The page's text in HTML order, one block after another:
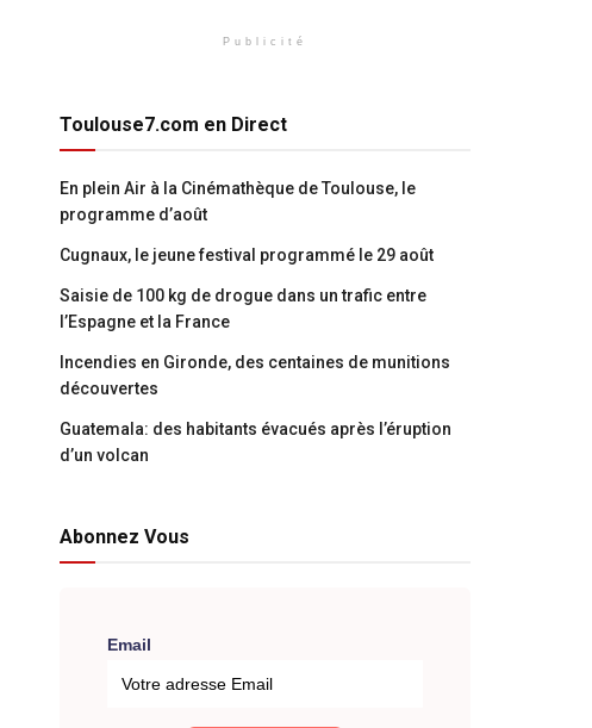
Publicité
Toulouse7.com en Direct
En plein Air à la Cinémathèque de Toulouse, le
programme d’août
Cugnaux, le jeune festival programmé le 29 août
Saisie de 100 kg de drogue dans un trafic entre
l’Espagne et la France
Incendies en Gironde, des centaines de munitions
découvertes
Guatemala: des habitants évacués après l’éruption
d’un volcan
Abonnez Vous
Email